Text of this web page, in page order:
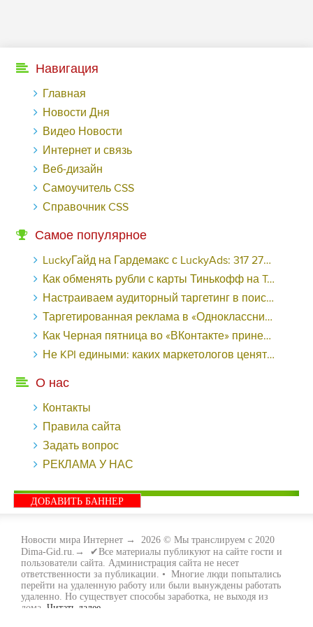
Навигация
Главная
Новости Дня
Видео Новости
Интернет и связь
Веб-дизайн
Самоучитель CSS
Справочник CSS
Самое популярное
LuckyГайд на Гардемакс с LuckyAds: 317 279 рублей за 10 дней - «Надо знать»
Как обменять рубли с карты Тинькофф на Tether ERC20 (USDT)?
Настраиваем аудиторный таргетинг в поисковой кампании Google Ads - «Заработок»
Таргетированная реклама в «Одноклассниках»: как ее настроить и нужно ли - «Заработок»
Как Черная пятница во «ВКонтакте» принесла магазину подарков 221 продажу по цене 38 рублей - «Заработок»
Не KPI едиными: каких маркетологов ценят - «Заработок»
О нас
Контакты
Правила сайта
Задать вопрос
РЕКЛАМА У НАС
ДОБАВИТЬ БАННЕР
Новости мира Интернет → 2026 © Мы транслируем с 2020
Dima-Gid.ru.→ ✔Все материалы публикуют на сайте гости и
пользователи сайта. Администрация сайта не несет
ответственности за публикации. • Многие люди попытались
перейти на удаленную работу или были вынуждены работать
удаленно. Но существует способы заработка, не выходя из
дома. Читать далее...